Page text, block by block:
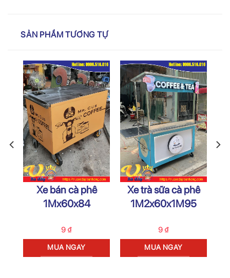
SẢN PHẨM TƯƠNG TỰ
Xe bán cà phê
1Mx60x84
9 ₫
MUA NGAY
Xe trà sữa cà phê
1M2x60x1M95
9 ₫
MUA NGAY